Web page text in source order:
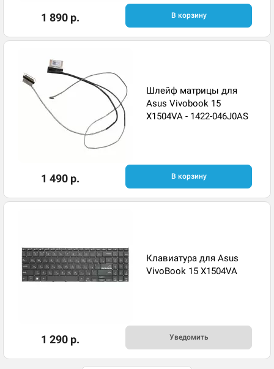
1 890 р. В корзину
Шлейф матрицы для
Asus Vivobook 15
X1504VA - 1422-046J0AS
1 490 р. В корзину
Клавиатура для Asus
VivoBook 15 X1504VA
1 290 р. Уведомить